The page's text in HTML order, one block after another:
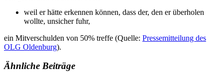
weil er hätte erkennen können, dass der, den er überholen
wollte, unsicher fuhr,
ein Mitverschulden von 50% treffe (Quelle: Pressemitteilung des
OLG Oldenburg).
Ähnliche Beiträge